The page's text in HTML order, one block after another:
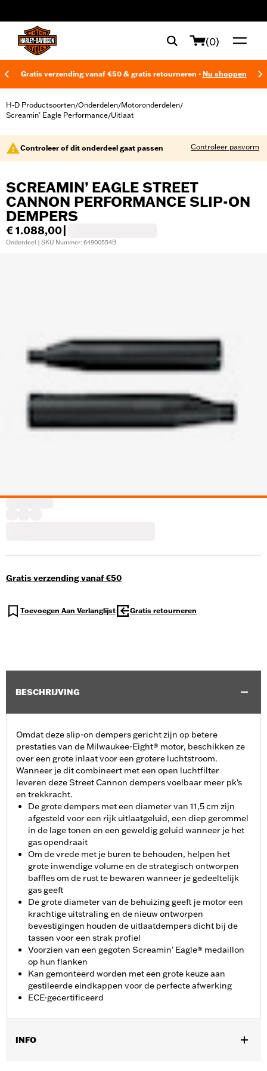
(0)
Gratis verzending vanaf €50 & gratis retourneren - Nu shoppen
H-D Productsoorten/Onderdelen/Motoronderdelen/
Screamin’ Eagle Performance/Uitlaat
Controleer of dit onderdeel gaat passen Controleer pasvorm
SCREAMIN’ EAGLE STREET
CANNON PERFORMANCE SLIP-ON
DEMPERS
€ 1.088,00
Onderdeel | SKU Nummer: 64900554B
Gratis verzending vanaf €50
Toevoegen Aan Verlanglijst Gratis retourneren
BESCHRIJVING
Omdat deze slip-on dempers gericht zijn op betere
prestaties van de Milwaukee-Eight® motor, beschikken ze
over een grote inlaat voor een grotere luchtstroom.
Wanneer je dit combineert met een open luchtfilter
leveren deze Street Cannon dempers voelbaar meer pk's
en trekkracht.
De grote dempers met een diameter van 11,5 cm zijn
afgesteld voor een rijk uitlaatgeluid, een diep gerommel
in de lage tonen en een geweldig geluid wanneer je het
gas opendraait
Om de vrede met je buren te behouden, helpen het
grote inwendige volume en de strategisch ontworpen
baffles om de rust te bewaren wanneer je gedeeltelijk
gas geeft
De grote diameter van de behuizing geeft je motor een
krachtige uitstraling en de nieuw ontworpen
bevestigingen houden de uitlaatdempers dicht bij de
tassen voor een strak profiel
Voorzien van een gegoten Screamin' Eagle® medaillon
op hun flanken
Kan gemonteerd worden met een grote keuze aan
gestileerde eindkappen voor de perfecte afwerking
ECE-gecertificeerd
INFO